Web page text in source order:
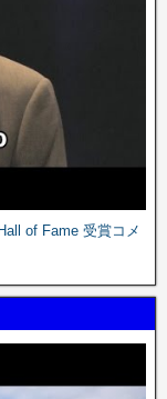
of Fame 受賞コメ